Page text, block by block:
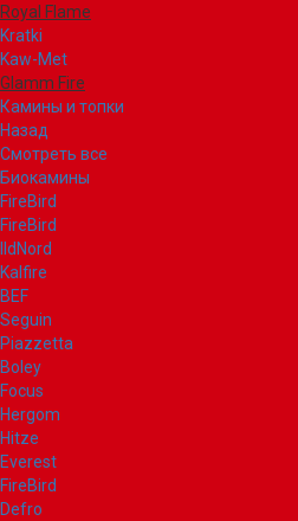
Royal Flame
Kratki
Kaw-Met
Glamm Fire
Камины и топки
Назад
Смотреть все
Биокамины
FireBird
FireBird
IldNord
Kalfire
BEF
Seguin
Piazzetta
Boley
Focus
Hergom
Hitze
Everest
FireBird
Defro